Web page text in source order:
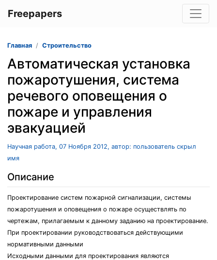
Freepapers
Главная Строительство
Автоматическая установка
пожаротушения, система
речевого оповещения о
пожаре и управления
эвакуацией
Научная работа, 07 Ноября 2012, автор: пользователь скрыл
имя
Описание
Проектирование систем пожарной сигнализации, системы
пожаротушения и оповещения о пожаре осуществлять по
чертежам, прилагаемым к данному заданию на проектирование.
При проектировании руководствоваться действующими
нормативными данными
Исходными данными для проектирования являются